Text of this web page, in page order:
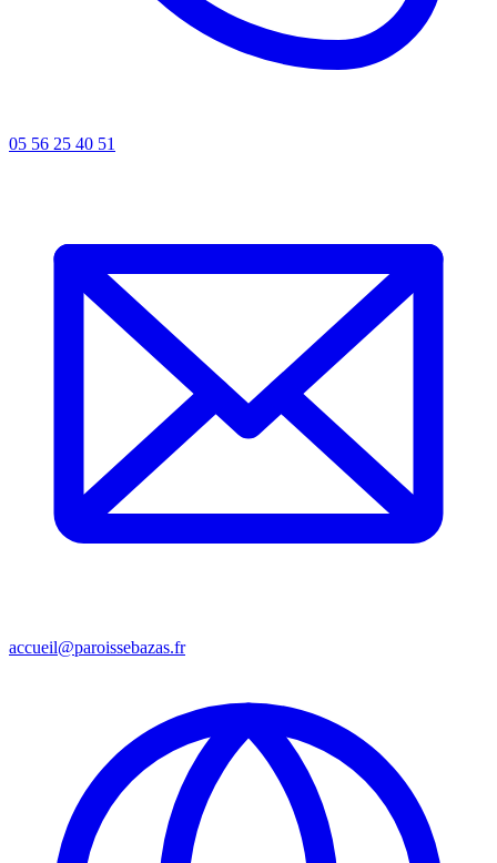
05 56 25 40 51
accueil@paroissebazas.fr